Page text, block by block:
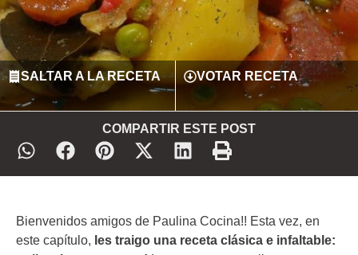
SALTAR A LA RECETA VOTAR RECETA
COMPARTIR ESTE POST
Bienvenidos amigos de Paulina Cocina!! Esta vez, en
este capítulo, les traigo una receta clásica e infaltable: